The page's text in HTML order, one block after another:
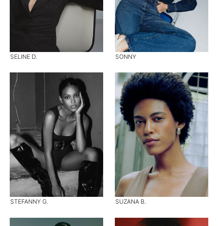
SELINE D. SONNY
STEFANNY G. SUZANA B.